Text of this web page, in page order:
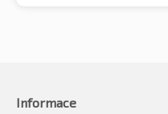
Informace